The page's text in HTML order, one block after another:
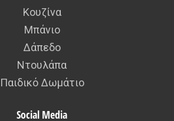
Κουζίνα
Μπάνιο
Δάπεδο
Ντουλάπα
Παιδικό Δωμάτιο
Social Media